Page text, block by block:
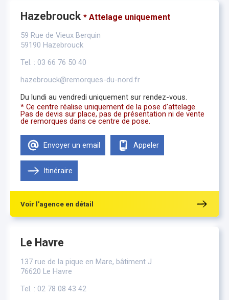
Hazebrouck * Attelage uniquement
59 Rue de Vieux Berquin
59190 Hazebrouck
Tel. : 03 66 76 50 40
hazebrouck@remorques-du-nord.fr
Du lundi au vendredi uniquement sur rendez-vous.
* Ce centre réalise uniquement de la pose d'attelage.
Pas de devis sur place, pas de présentation ni de vente
de remorques dans ce centre de pose.
Envoyer un email Appeler
Itinéraire
Voir l'agence en détail
Le Havre
137 rue de la pique en Mare, bâtiment J
76620 Le Havre
Tel. : 02 78 08 43 42